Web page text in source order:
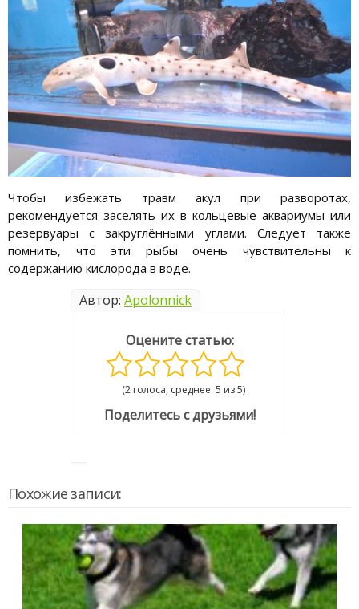
Чтобы избежать травм акул при разворотах,
рекомендуется заселять их в кольцевые аквариумы или
резервуары с закруглёнными углами. Следует также
помнить, что эти рыбы очень чувствительны к
содержанию кислорода в воде.
Автор: Apolonnick
Оцените статью:
(2 голоса, среднее: 5 из 5)
Поделитесь с друзьями!
Похожие записи: